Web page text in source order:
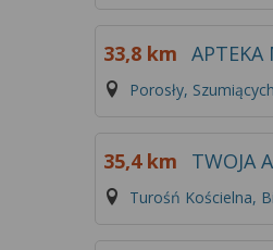
33,8 km APTEKA
Porosły,
35,4 km TWOJA
Turośń Kościelna,